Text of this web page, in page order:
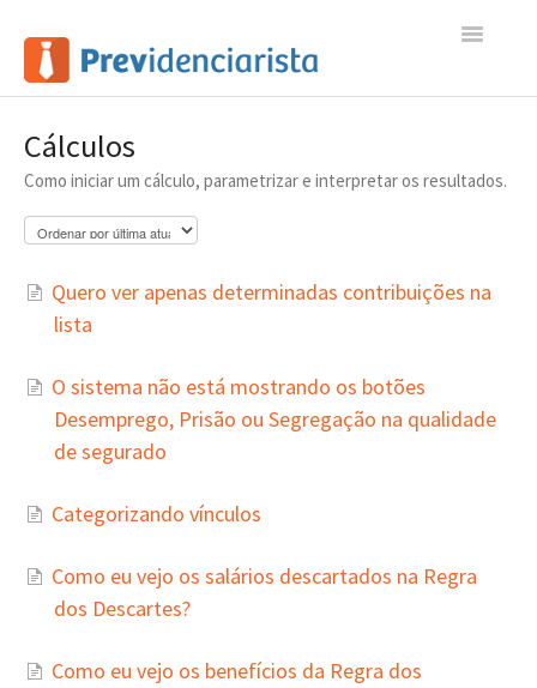
Toggle
Contato
Cálculos
Como iniciar um cálculo, parametrizar e interpretar os resultados.
Quero ver apenas determinadas contribuições na
lista
O sistema não está mostrando os botões
Desemprego, Prisão ou Segregação na qualidade
de segurado
Categorizando vínculos
Como eu vejo os salários descartados na Regra
dos Descartes?
Como eu vejo os benefícios da Regra dos